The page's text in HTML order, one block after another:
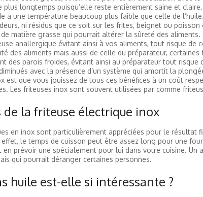
plus longtemps puisqu’elle reste entièrement saine et
a une température beaucoup plus faible que celle de
ni résidus que ce soit sur les frites, beignet ou
matière grasse qui pourrait altérer la sûreté des
anallergique évitant ainsi à vos aliments, tout risque de
des aliments mais aussi de celle du préparateur,
des parois froides, évitant ainsi au préparateur tout risque
avec la présence d’un système qui amortit la
est que vous jouissez de tous ces bénéfices à un coût
Les friteuses inox sont souvent utilisées par comme
la friteuse électrique inox
en inox sont particulièrement appréciées pour le résultat
le temps de cuisson peut être assez long pour une
prévoir une spécialement pour lui dans votre cuisine.
qui pourrait déranger certaines personnes.
huile est-elle si intéressante ?